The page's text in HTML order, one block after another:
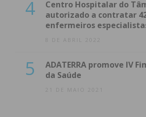
4
Centro Hospitalar do
autorizado a contratar
enfermeiros
8 DE ABRIL 2022
5
ADATERRA promove IV
da Saúde
21 DE MAIO 2021